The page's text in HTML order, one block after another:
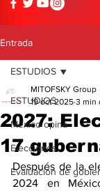
Entrada
ESTUDIOS
México opina
Elecciones
Evaluación de
ESTUDIOS
2027:
17
MITOFSKY Group
19 oct 2025 3 min
Después de la
2024 en